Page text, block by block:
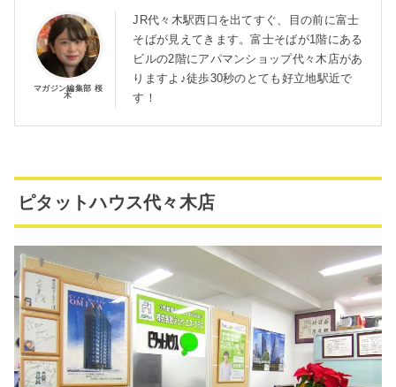
マガジン編集部 桜
木
JR代々木駅西口を出てすぐ、目の前に富士
そばが見えてきます。富士そばが1階にある
ビルの2階にアパマンショップ代々木店があ
りますよ♪徒歩30秒のとても好立地駅近で
す！
ピタットハウス代々木店